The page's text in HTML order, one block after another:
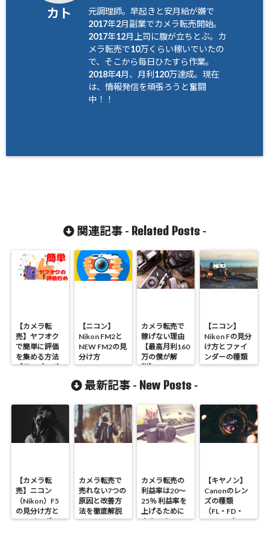
カト
元調理師。早起きと安月給が嫌で
2017年2月副業でカメラ転売開始。
2017年12月上司に腹が立ちとぶ。カ
メラ転売で10万くらい稼いでいたの
で、そこから毎日ひたすら作業。
2018年4月、月利120万達成。現在
は、情報発信を頑張ろうと奮闘
中！！
関連記事 - Related Posts-
【カメラ転
売】ヤフオク
で簡単に評価
を集める方法
【アマゾンギ
【ニコン】
Nikon FM2と
NEW FM2の見
分け方
カメラ転売で
稼げない理由
【最高月利160
万の僕が解
説】
【ニコン】
Nikon Fの見分
け方とファイ
ンダーの種類
最新記事 - New Posts -
【カメラ転
売】ニコン
（Nikon）F5
の見分け方と
ファインダー
カメラ転売で
売れない7つの
原因と改善方
法を徹底解説
カメラ転売の
利益率は20～
25％ 利益率を
上げるために
やるべき4つの
【キヤノン】
Canonのレン
ズの種類
（FL・FD・
NEW FD）の